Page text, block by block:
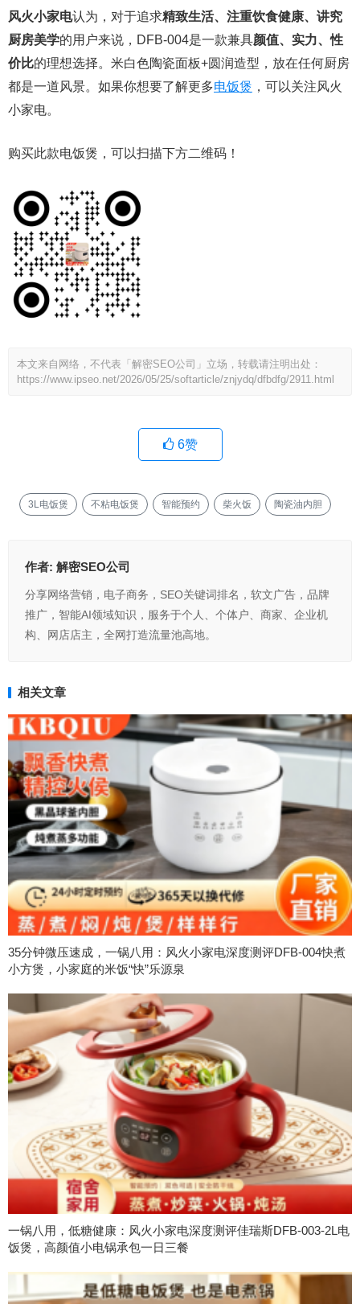
风火小家电认为，对于追求精致生活、注重饮食健康、讲究
厨房美学的用户来说，DFB-004是一款兼具颜值、实力、性
价比的理想选择。米白色陶瓷面板+圆润造型，放在任何厨房
都是一道风景。如果你想要了解更多电饭煲 ，可以关注风火
小家电。
购买此款电饭煲，可以扫描下方二维码！
本文来自网络，不代表「解密SEO公司」立场，转载请注明出处：
https://www.ipseo.net/2026/05/25/softarticle/znjydq/dfbdfg/2911.html
6赞
3L电饭煲 不粘电饭煲 智能预约 柴火饭 陶瓷油内胆
作者: 解密SEO公司
分享网络营销，电子商务，SEO关键词排名，软文广告，品牌
推广，智能AI领域知识，服务于个人、个体户、商家、企业机
构、网店店主，全网打造流量池高地。
相关文章
35分钟微压速成，一锅八用：风火小家电深度测评DFB-004快煮
小方煲，小家庭的米饭“快”乐源泉
一锅八用，低糖健康：风火小家电深度测评佳瑞斯DFB-003-2L电
饭煲，高颜值小电锅承包一日三餐